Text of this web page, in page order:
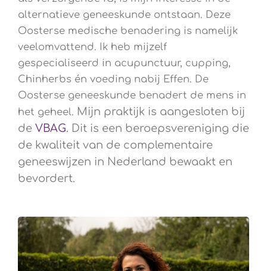
alternatieve geneeskunde ontstaan. Deze
Oosterse medische benadering is namelijk
veelomvattend. Ik heb mijzelf
gespecialiseerd in acupunctuur, cupping,
Chinherbs én voeding nabij Effen. De
Oosterse geneeskunde benadert de mens in
het geheel. Mijn praktijk is aangesloten bij
de VBAG. Dit is een beroepsvereniging die
de kwaliteit van de complementaire
geneeswijzen in Nederland bewaakt en
bevordert.